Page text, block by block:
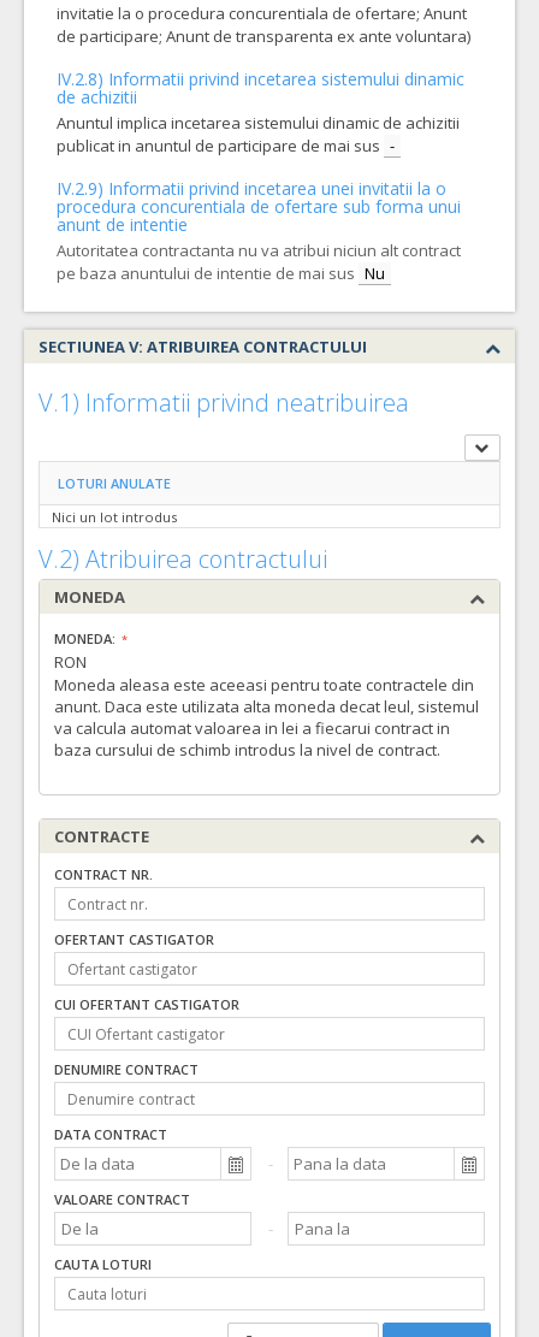
invitatie la o procedura concurentiala de ofertare; Anunt
de participare; Anunt de transparenta ex ante voluntara)
IV.2.8) Informatii privind incetarea sistemului dinamic
de achizitii
Anuntul implica incetarea sistemului dinamic de achizitii
publicat in anuntul de participare de mai sus -
IV.2.9) Informatii privind incetarea unei invitatii la o
procedura concurentiala de ofertare sub forma unui
anunt de intentie
Autoritatea contractanta nu va atribui niciun alt contract
pe baza anuntului de intentie de mai sus Nu
SECTIUNEA V: ATRIBUIREA CONTRACTULUI
V.1) Informatii privind neatribuirea
LOTURI ANULATE
Nici un lot introdus
V.2) Atribuirea contractului
MONEDA
MONEDA:
RON
Moneda aleasa este aceeasi pentru toate contractele din
anunt. Daca este utilizata alta moneda decat leul, sistemul
va calcula automat valoarea in lei a fiecarui contract in
baza cursului de schimb introdus la nivel de contract.
CONTRACTE
CONTRACT NR.
OFERTANT CASTIGATOR
CUI OFERTANT CASTIGATOR
DENUMIRE CONTRACT
DATA CONTRACT
VALOARE CONTRACT
CAUTA LOTURI